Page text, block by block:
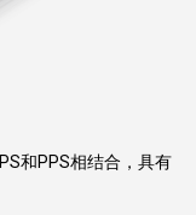
和PPS相结合，具有